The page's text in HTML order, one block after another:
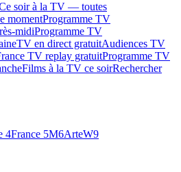
soir à la TV — toutes
momentProgramme TV
midiProgramme TV
TV en direct gratuitAudiences TV
TV replay gratuitProgramme TV
Films à la TV ce soirRechercher
4France 5M6ArteW9